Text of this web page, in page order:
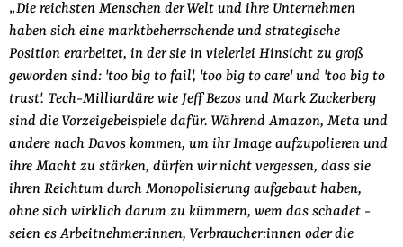
„Die reichsten Menschen der Welt und ihre Unternehmen
haben sich eine marktbeherrschende und strategische
Position erarbeitet, in der sie in vielerlei Hinsicht zu groß
geworden sind: 'too big to fail', 'too big to care' und 'too big to
trust'. Tech-Milliardäre wie Jeff Bezos und Mark Zuckerberg
sind die Vorzeigebeispiele dafür. Während Amazon, Meta und
andere nach Davos kommen, um ihr Image aufzupolieren und
ihre Macht zu stärken, dürfen wir nicht vergessen, dass sie
ihren Reichtum durch Monopolisierung aufgebaut haben,
ohne sich wirklich darum zu kümmern, wem das schadet -
seien es Arbeitnehmer:innen, Verbraucher:innen oder die